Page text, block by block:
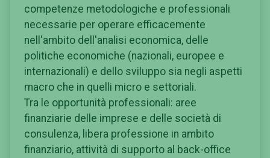
competenze metodologiche e professionali
necessarie per operare efficacemente
nell'ambito dell'analisi economica, delle
politiche economiche (nazionali, europee e
internazionali) e dello sviluppo sia negli aspetti
macro che in quelli micro e settoriali.
Tra le opportunità professionali: aree
finanziarie delle imprese e delle società di
consulenza, libera professione in ambito
finanziario, attività di supporto al back-office